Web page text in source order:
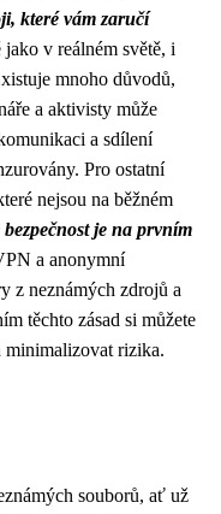
které vám zaručí
jako v reálném světě, i
mnoho důvodů,
a aktivisty může
a sdílení
Pro ostatní
nejsou na běžném
je na prvním
a anonymní
z neznámých zdrojů a
těchto zásad si můžete
minimalizovat rizika.
souborů, ať už